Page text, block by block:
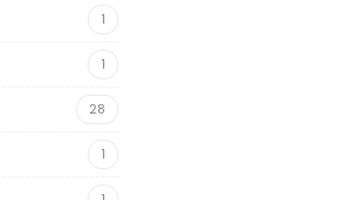
1
1
28
1